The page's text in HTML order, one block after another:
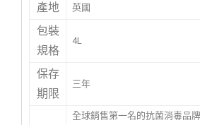
產地 英國
包裝
規格
4L
保存
期限
三年
全球銷售第一名的抗菌消毒品牌